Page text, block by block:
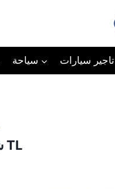
سياحة تاجير سيارات
شقق للبيع في طرابزون كاشستو 952.000 TL